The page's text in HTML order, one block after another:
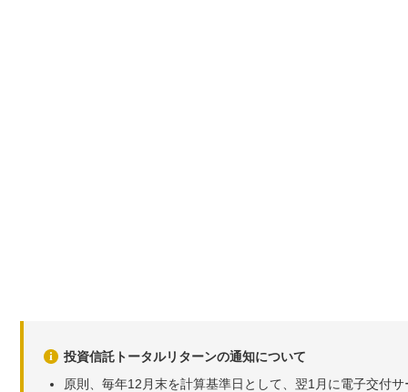
投資信託トータルリターンの通知について
原則、毎年12月末を計算基準日として、翌1月に電子交付